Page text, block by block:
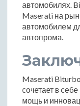
автомобилях.
Maserati на
автомобилем
автопрома.
Maserati
сочетает в
мощь и